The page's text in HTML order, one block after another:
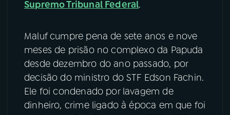
YouTube Facebook
Instagram X
TikTok
Supremo Tribunal Federal.
Maluf cumpre pena de sete anos e nove
meses de prisão no complexo da Papuda
desde dezembro do ano passado, por
decisão do ministro do STF Edson Fachin.
Ele foi condenado por lavagem de
dinheiro, crime ligado à época em que foi